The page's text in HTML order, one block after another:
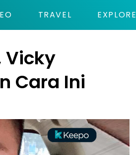
TRAVEL EXPLORE
Vicky
Cara Ini